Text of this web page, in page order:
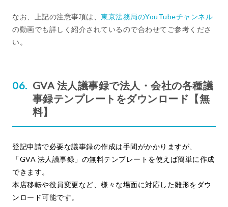
なお、上記の注意事項は、 東京法務局のYouTubeチャンネル
の動画でも詳しく紹介されているので合わせてご参考くださ
い。
GVA 法人議事録で法人・会社の各種議
事録テンプレートをダウンロード【無
料】
登記申請で必要な議事録の作成は手間がかかりますが、
「GVA 法人議事録」の無料テンプレートを使えば簡単に作成
できます。
本店移転や役員変更など、様々な場面に対応した雛形をダウ
ンロード可能です。